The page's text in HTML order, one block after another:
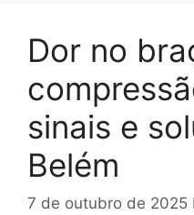
Dor no
sinais e
Belém
7 de outubro de 2025